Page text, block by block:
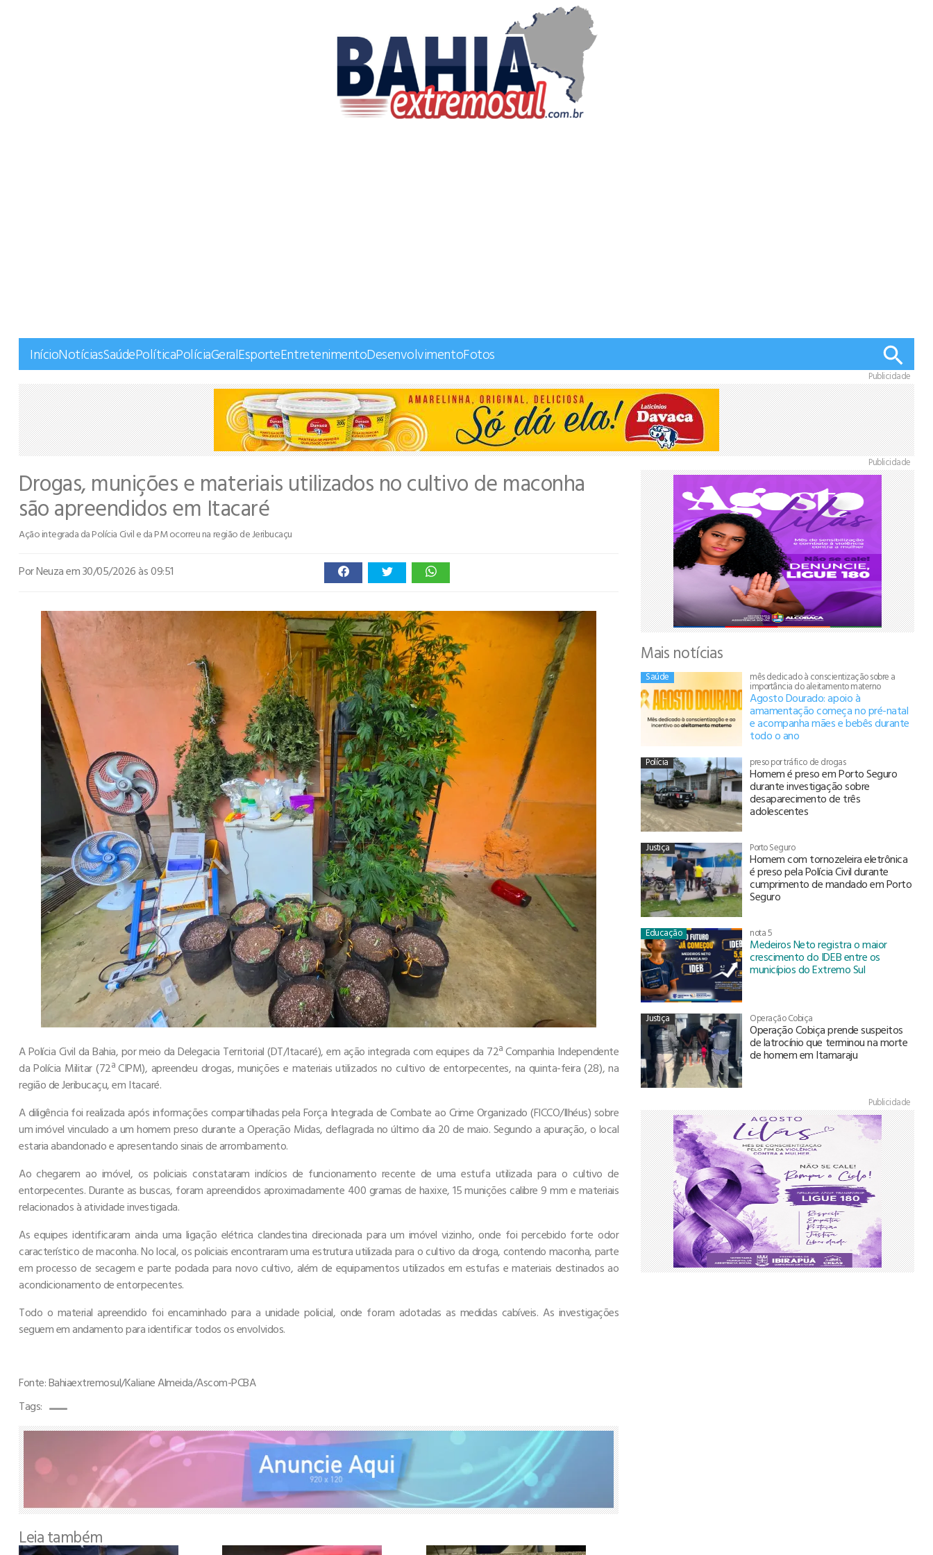
InícioNotíciasSaúdePolíticaPolíciaGeralEsporteEntretenimentoDesenvolvimentoFotos
Publicidade
Drogas, munições e materiais utilizados no cultivo de maconha
são apreendidos em Itacaré
Ação integrada da Polícia Civil e da PM ocorreu na região de Jeribucaçu
Por Neuzaem 30/05/2026 às 09:51
A Polícia Civil da Bahia, por meio da Delegacia Territorial (DT/Itacaré), em ação integrada com equipes da 72ª Companhia Independente
da Polícia Militar (72ª CIPM), apreendeu drogas, munições e materiais utilizados no cultivo de entorpecentes, na quinta-feira (28), na
região de Jeribucaçu, em Itacaré.
A diligência foi realizada após informações compartilhadas pela Força Integrada de Combate ao Crime Organizado (FICCO/Ilhéus) sobre
um imóvel vinculado a um homem preso durante a Operação Midas, deflagrada no último dia 20 de maio. Segundo a apuração, o local
estaria abandonado e apresentando sinais de arrombamento.
Ao chegarem ao imóvel, os policiais constataram indícios de funcionamento recente de uma estufa utilizada para o cultivo de
entorpecentes. Durante as buscas, foram apreendidos aproximadamente 400 gramas de haxixe, 15 munições calibre 9 mm e materiais
relacionados à atividade investigada.
As equipes identificaram ainda uma ligação elétrica clandestina direcionada para um imóvel vizinho, onde foi percebido forte odor
característico de maconha. No local, os policiais encontraram uma estrutura utilizada para o cultivo da droga, contendo maconha, parte
em processo de secagem e parte podada para novo cultivo, além de equipamentos utilizados em estufas e materiais destinados ao
acondicionamento de entorpecentes.
Todo o material apreendido foi encaminhado para a unidade policial, onde foram adotadas as medidas cabíveis. As investigações
seguem em andamento para identificar todos os envolvidos.
Fonte: Bahiaextremosul/Kaliane Almeida/Ascom-PCBA
Tags:
Leia também
Publicidade
Mais notícias
Saúde mês dedicado à conscientização sobre a
importância do aleitamento materno
Agosto Dourado: apoio à
amamentação começa no pré-natal
e acompanha mães e bebês durante
todo o ano
Polícia preso por tráfico de drogas
Homem é preso em Porto Seguro
durante investigação sobre
desaparecimento de três
adolescentes
Justiça Porto Seguro
Homem com tornozeleira eletrônica
é preso pela Polícia Civil durante
cumprimento de mandado em Porto
Seguro
Educação nota 5
Medeiros Neto registra o maior
crescimento do IDEB entre os
municípios do Extremo Sul
Justiça Operação Cobiça
Operação Cobiça prende suspeitos
de latrocínio que terminou na morte
de homem em Itamaraju
Publicidade